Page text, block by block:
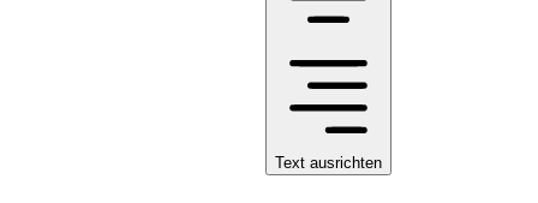
Text ausrichten